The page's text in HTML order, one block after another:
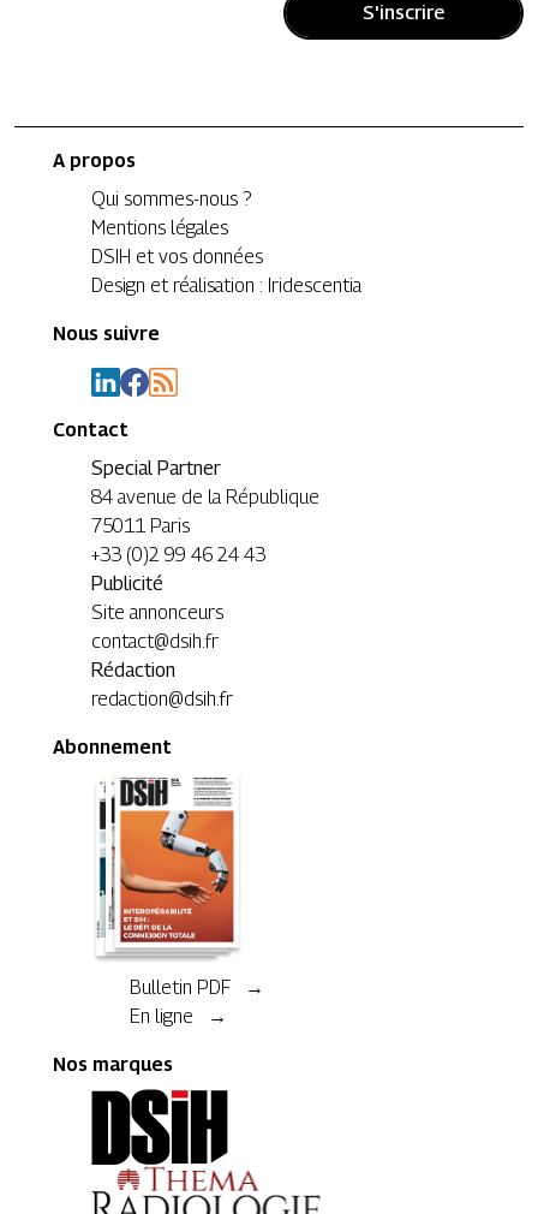
S'inscrire
A propos
Qui sommes-nous ?
Mentions légales
DSIH et vos données
Design et réalisation : Iridescentia
Nous suivre
Contact
Special Partner
84 avenue de la République
75011 Paris
+33 (0)2 99 46 24 43
Publicité
Site annonceurs
contact@dsih.fr
Rédaction
redaction@dsih.fr
Abonnement
Bulletin PDF →
En ligne →
Nos marques